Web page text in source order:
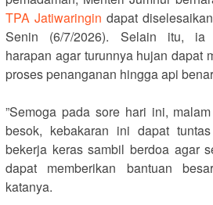
TPA Jatiwaringin dapat
Senin (6/7/2026). Selain itu, ia
harapan agar turunnya hujan dapat
proses penanganan hingga api
‎”Semoga pada sore hari ini,
besok, kebakaran ini dapat
bekerja keras sambil berdoa agar
dapat memberikan bantuan
katanya.